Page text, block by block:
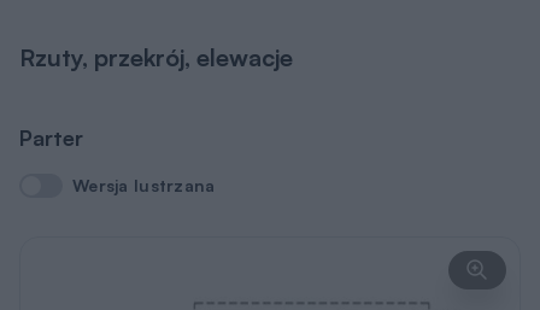
Rzuty, przekrój, elewacje
Parter
Wersja lustrzana
Wersja lustrzana